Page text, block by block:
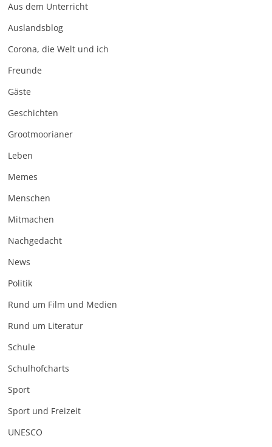
Aus dem Unterricht
Auslandsblog
Corona, die Welt und ich
Freunde
Gäste
Geschichten
Grootmoorianer
Leben
Memes
Menschen
Mitmachen
Nachgedacht
News
Politik
Rund um Film und Medien
Rund um Literatur
Schule
Schulhofcharts
Sport
Sport und Freizeit
UNESCO